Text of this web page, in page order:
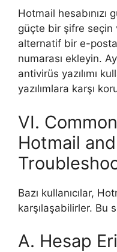
Hotmail
güçte bir şifre seçin
alternatif bir e-
numarası ekleyin.
antivirüs yazılımı
yazılımlara karşı
VI.
Hotmail and
Bazı kullanıcılar,
karşılaşabilirler. Bu
A. Hesap